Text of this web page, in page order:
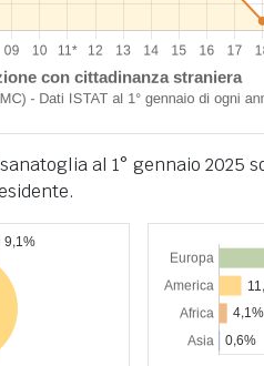
al 1° gennaio 2025